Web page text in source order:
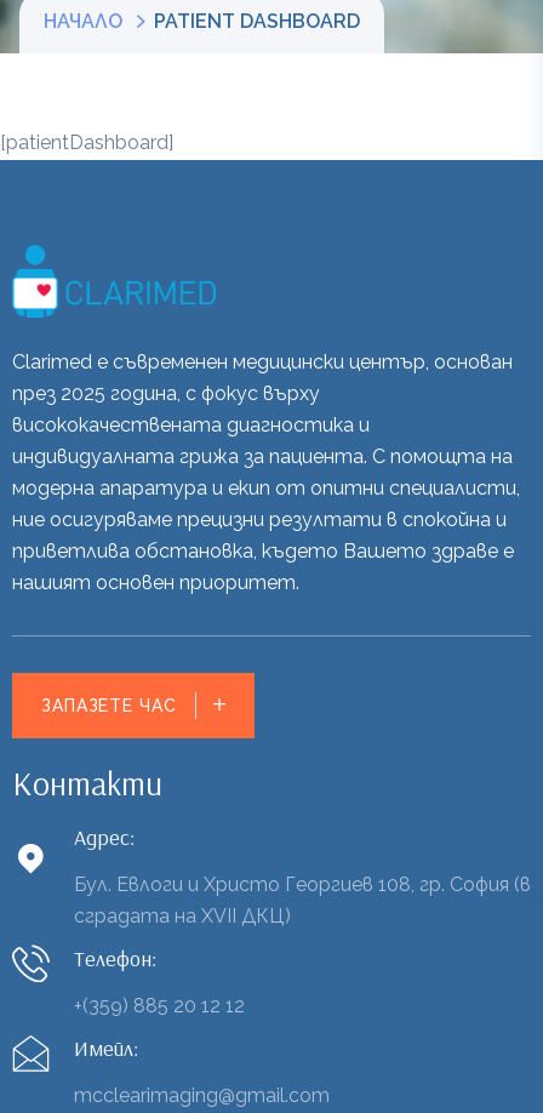
НАЧАЛО PATIENT DASHBOARD
[patientDashboard]
Clarimed е съвременен медицински център, основан
през 2025 година, с фокус върху
висококачествената диагностика и
индивидуалната грижа за пациента. С помощта на
модерна апаратура и екип от опитни специалисти,
ние осигуряваме прецизни резултати в спокойна и
приветлива обстановка, където Вашето здраве е
нашият основен приоритет.
ЗАПАЗЕТЕ ЧАС
Контакти
Адрес:
Бул. Евлоги и Христо Георгиев 108, гр. София (в
сградата на XVII ДКЦ)
Телефон:
+(359) 885 20 12 12
Имейл:
mcclearimaging@gmail.com